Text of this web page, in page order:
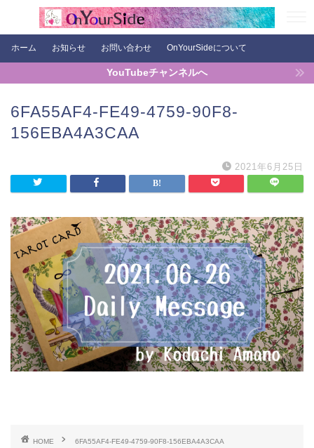
ホーム お知らせ お問い合わせ OnYourSideについて
YouTubeチャンネルへ
6FA55AF4-FE49-4759-90F8-
156EBA4A3CAA
2021年6月25日
HOME 6FA55AF4-FE49-4759-90F8-156EBA4A3CAA